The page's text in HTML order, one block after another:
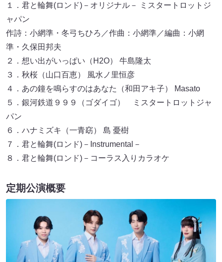
１．君と輪舞(ロンド)－オリジナル－ ミスタートロットジ
ャパン
作詩：小網準・冬弓ちひろ／作曲：小網準／編曲：小網
準・久保田邦夫
２．想い出がいっぱい（H2O） 牛島隆太
３．秋桜（山口百恵） 風水ノ里恒彦
４．あの鐘を鳴らすのはあなた（和田アキ子） Masato
５．銀河鉄道９９９（ゴダイゴ） ミスタートロットジャ
パン
６．ハナミズキ（一青窈） 島 憂樹
７．君と輪舞(ロンド)－Instrumental－
８．君と輪舞(ロンド)－コーラス入りカラオケ
定期公演概要